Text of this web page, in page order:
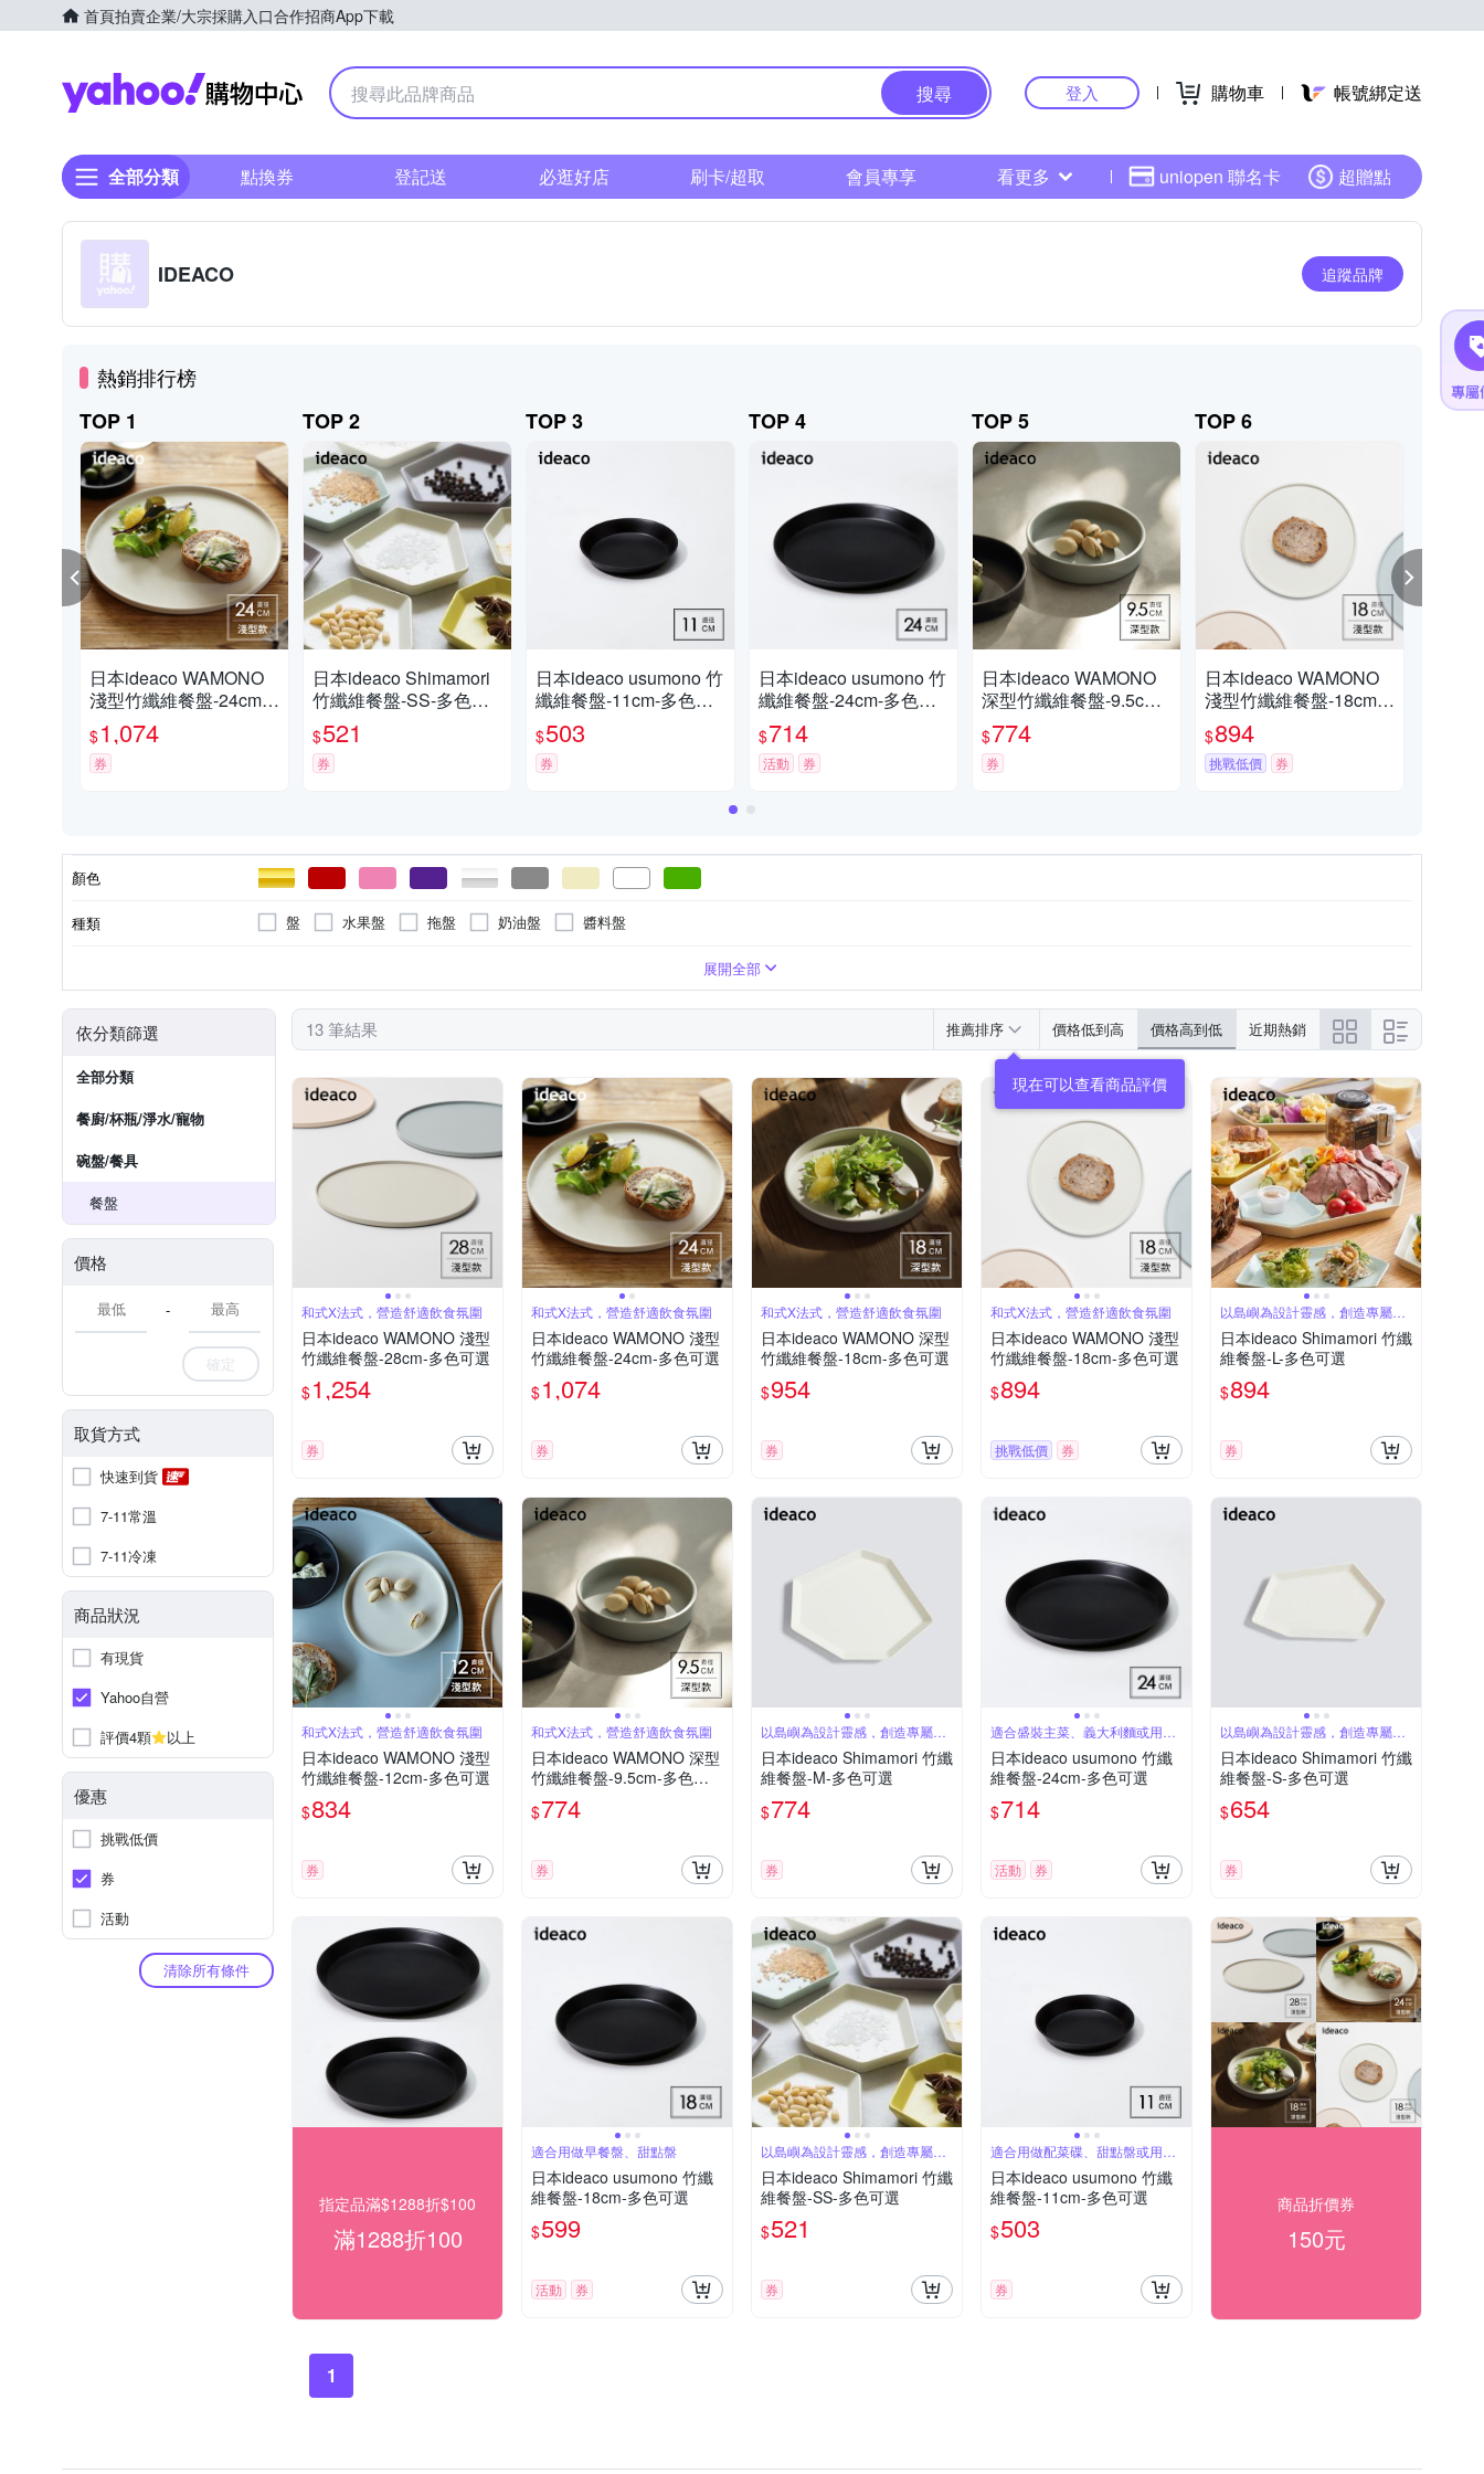
首頁拍賣企業/大宗採購入口合作招商App下載
Yahoo購物中心
搜尋 登入 購物車 帳號綁定送
全部分類 點換券 登記送 必逛好店 刷卡/超取 會員專享 看更多 uniopen 聯名卡 超贈點
IDEACO 追蹤品牌
熱銷排行榜
TOP 1
日本ideaco WAMONO
淺型竹纖維餐盤-24cm-
多色可選
$1,074
券
TOP 2
日本ideaco Shimamori
竹纖維餐盤-SS-多色可
選
$521
券
TOP 3
日本ideaco usumono 竹
纖維餐盤-11cm-多色可
選
$503
券
TOP 4
日本ideaco usumono 竹
纖維餐盤-24cm-多色可
選
$714
活動 券
TOP 5
日本ideaco WAMONO
深型竹纖維餐盤-9.5cm-
多色可選
$774
券
TOP 6
日本ideaco WAMONO
淺型竹纖維餐盤-18cm-
多色可選
$894
挑戰低價 券
顏色
種類 盤 水果盤 拖盤 奶油盤 醬料盤
展開全部
依分類篩選
全部分類
餐廚/杯瓶/淨水/寵物
碗盤/餐具
餐盤
價格
-
確定
取貨方式
快速到貨
7-11常溫
7-11冷凍
商品狀況
有現貨
Yahoo自營
評價4顆
以上
優惠
挑戰低價
券
活動
清除所有條件
13 筆結果 推薦排序 價格低到高 價格高到低 近期熱銷
現在可以查看商品評價
和式X法式，營造舒適飲食氛圍
日本ideaco WAMONO 淺型
竹纖維餐盤-28cm-多色可選
$1,254
券
和式X法式，營造舒適飲食氛圍
日本ideaco WAMONO 淺型
竹纖維餐盤-24cm-多色可選
$1,074
券
和式X法式，營造舒適飲食氛圍
日本ideaco WAMONO 深型
竹纖維餐盤-18cm-多色可選
$954
券
和式X法式，營造舒適飲食氛圍
日本ideaco WAMONO 淺型
竹纖維餐盤-18cm-多色可選
$894
挑戰低價 券
以島嶼為設計靈感，創造專屬美
食島
日本ideaco Shimamori 竹纖
維餐盤-L-多色可選
$894
券
和式X法式，營造舒適飲食氛圍
日本ideaco WAMONO 淺型
竹纖維餐盤-12cm-多色可選
$834
券
和式X法式，營造舒適飲食氛圍
日本ideaco WAMONO 深型
竹纖維餐盤-9.5cm-多色可
選
$774
券
以島嶼為設計靈感，創造專屬美
食島
日本ideaco Shimamori 竹纖
維餐盤-M-多色可選
$774
券
適合盛裝主菜、義大利麵或用做
托盤
日本ideaco usumono 竹纖
維餐盤-24cm-多色可選
$714
活動 券
以島嶼為設計靈感，創造專屬美
食島
日本ideaco Shimamori 竹纖
維餐盤-S-多色可選
$654
券
指定品滿$1288折$100
滿1288折100
適合用做早餐盤、甜點盤
日本ideaco usumono 竹纖
維餐盤-18cm-多色可選
$599
活動 券
以島嶼為設計靈感，創造專屬美
食島
日本ideaco Shimamori 竹纖
維餐盤-SS-多色可選
$521
券
適合用做配菜碟、甜點盤或用做
杯碟
日本ideaco usumono 竹纖
維餐盤-11cm-多色可選
$503
券
商品折價券
150元
1